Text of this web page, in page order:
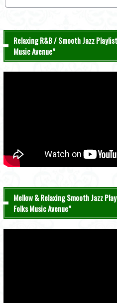
Relaxing R&B / Smooth Jazz
Music Avenue”
Mellow & Relaxing Smooth Jazz
Folks Music Avenue”